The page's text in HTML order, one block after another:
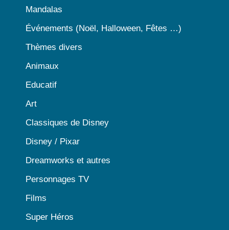
Mandalas
Événements (Noël, Halloween, Fêtes …)
Thèmes divers
Animaux
Educatif
Art
Classiques de Disney
Disney / Pixar
Dreamworks et autres
Personnages TV
Films
Super Héros